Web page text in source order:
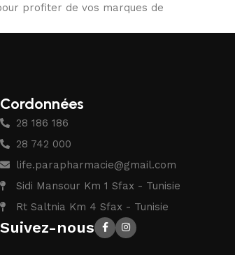
profiter de vos marques de
Cordonnées
28 186 186
28 742 000
life.parapharmacie@gmail.com
Sidi Mansour Km 1 Sfax - Tunisie
Rt Saltnia Km 4 Sfax - Tunisie
Suivez-nous